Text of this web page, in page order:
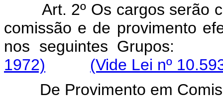
Art. 2º Os cargos serão
comissão e de provimento
nos seguintes
1972)
(Vide Lei nº
De Provimento em